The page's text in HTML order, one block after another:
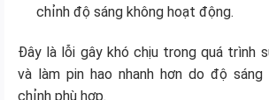
chỉnh độ sáng không hoạt động.
Đây là lỗi gây khó chịu trong quá trình
và làm pin hao nhanh hơn do độ
chỉnh phù hợp.